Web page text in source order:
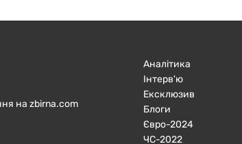
на zbirna.com
Аналітика
Інтерв'ю
Ексклюзив
Блоги
Євро-2024
ЧC-2022